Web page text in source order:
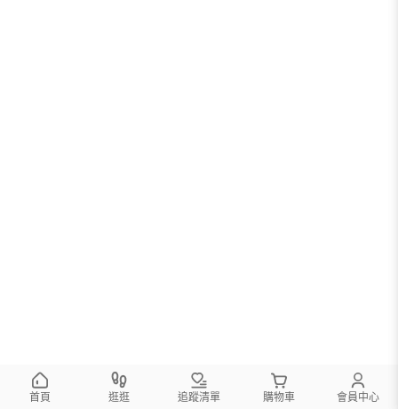
首頁 逛逛 追蹤清單 購物車 會員中心